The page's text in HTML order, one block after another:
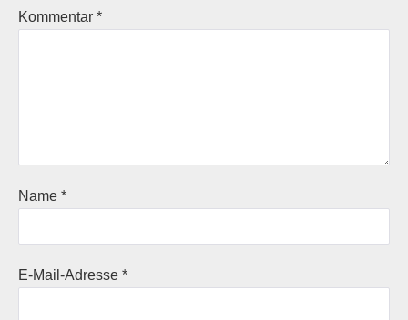
Kommentar *
Name *
E-Mail-Adresse *